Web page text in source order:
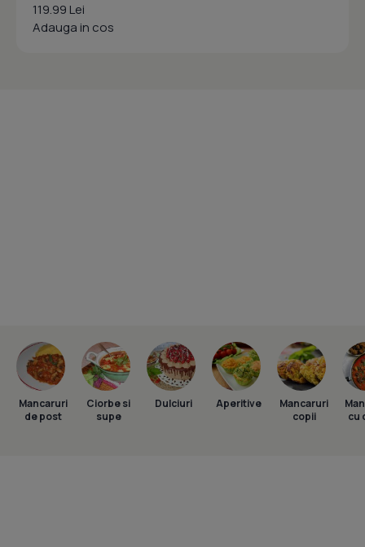
119.99 Lei
Adauga in cos
Mancaruri
de post
Ciorbe si
supe
Dulciuri Aperitive
Mancaruri
copii
cu